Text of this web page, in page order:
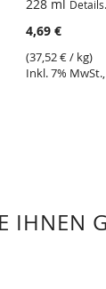
228 ml
4,69 €
(37,52 €/ kg)
Inkl. 7%
IHNEN